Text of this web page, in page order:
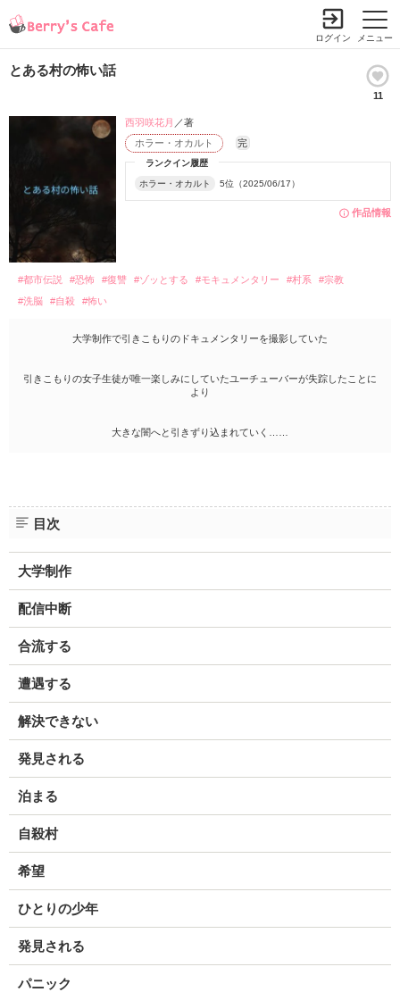
メニュー
ログイン
とある村の怖い話
11
作品情報
ランクイン履歴
ホラー・オカルト 5位（2025/06/17）
ホラー・オカルト 完
西羽咲花月 ／著
#都市伝説 #恐怖 #復讐 #ゾッとする #モキュメンタリー #村系
#宗教
#洗脳
#自殺 #怖い
大学制作で引きこもりのドキュメンタリーを撮影していた
引きこもりの女子生徒が唯一楽しみにしていたユーチューバーが失踪したことに
より
大きな闇へと引きずり込まれていく……
目次
大学制作
配信中断
合流する
遭遇する
解決できない
発見される
泊まる
自殺村
希望
ひとりの少年
発見される
パニック